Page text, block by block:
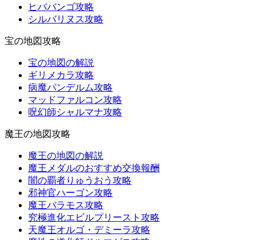
ヒババンゴ攻略
シルバリヌス攻略
宝の地図攻略
宝の地図の解説
ギリメカラ攻略
病魔パンデルム攻略
マッドファルコン攻略
呪幻師シャルマナ攻略
魔王の地図攻略
魔王の地図の解説
魔王メダルのおすすめ交換報酬
闇の覇者りゅうおう攻略
邪神官ハーゴン攻略
魔王バラモス攻略
究極進化エビルプリースト攻略
天魔王オルゴ・デミーラ攻略